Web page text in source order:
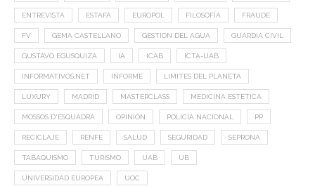
ENTREVISTA ESTAFA EUROPOL FILOSOFÍA FRAUDE
FV GEMA CASTELLANO GESTION DEL AGUA GUARDIA CIVIL
GUSTAVO EGUSQUIZA IA ICAB ICTA-UAB
INFORMATIVOS.NET INFORME LIMITES DEL PLANETA
LUXURY MADRID MASTERCLASS MEDICINA ESTÉTICA
MOSSOS D'ESQUADRA OPINIÓN POLICÍA NACIONAL PP
RECICLAJE RENFE SALUD SEGURIDAD SEPRONA
TABAQUISMO TURISMO UAB UB
UNIVERSIDAD EUROPEA UOC